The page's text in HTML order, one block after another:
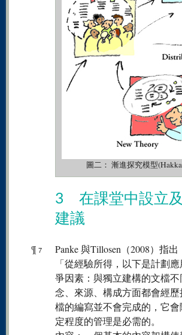
圖二： 漸進探究模型
3 在課堂中設立
建議
¶ 7
Panke 與Tillosen（2008）指出
「從經驗所得，以下是計劃
爭因素：與獨立建構的文檔
念、來源、構成方面都會經
檔的編寫並不會完成的，它
定程度的管理是必需的。